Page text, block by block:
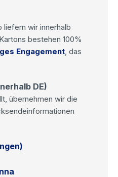
liefern wir innerhalb
bestehen 100%
Engagement, das
DE)
übernehmen wir die